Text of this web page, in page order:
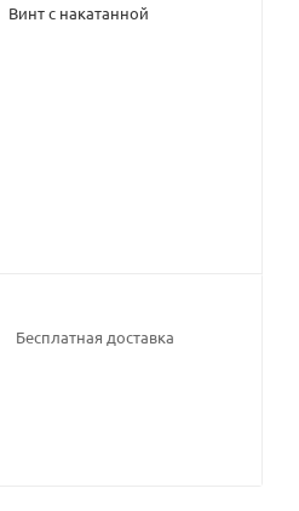
Винт с накатанной
Бесплатная доставка